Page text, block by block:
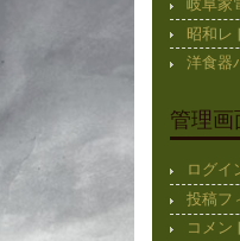
岐阜家
昭和レ
洋食器
管理画
ログイ
投稿フ
コメン